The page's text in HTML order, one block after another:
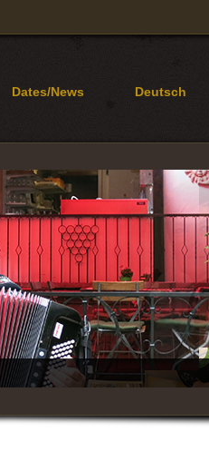
Dates/News Deutsch